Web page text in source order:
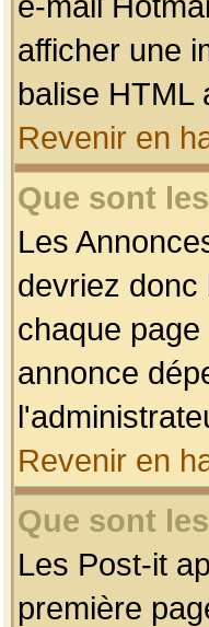
afficher une
balise HTML
Revenir en
Que sont
Les
devriez donc
chaque
annonce
Revenir en
Que sont
Les Post-it
première